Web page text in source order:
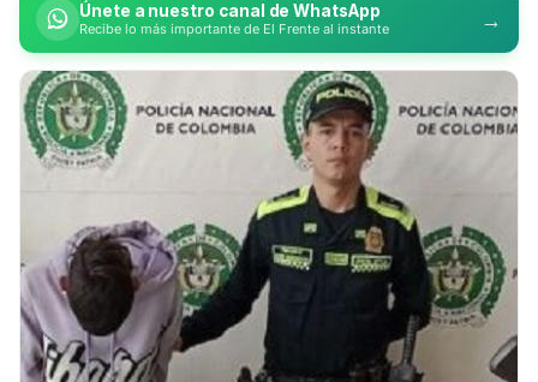
Únete a nuestro canal de WhatsApp
Recibe lo más importante de El Frente al instante →